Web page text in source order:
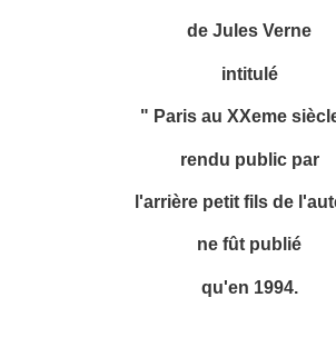
de Jules Verne
intitulé
" Paris au XXeme
rendu public par
l'arrière petit fils de
ne fût publié
qu'en 1994.